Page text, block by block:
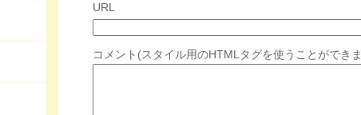
URL
コメント(スタイル用のHTMLタグを使うことができ